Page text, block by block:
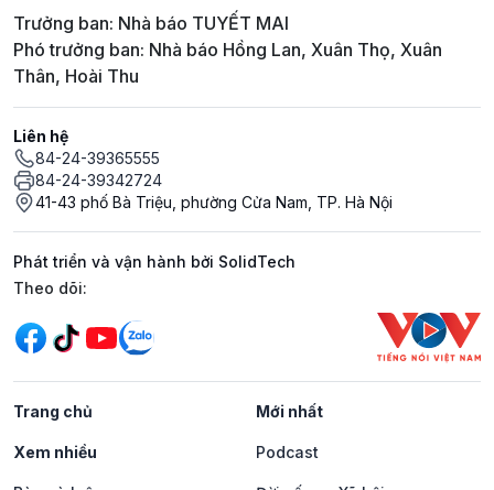
Trưởng ban: Nhà báo TUYẾT MAI
Phó trưởng ban: Nhà báo Hồng Lan, Xuân Thọ, Xuân
Thân, Hoài Thu
Liên hệ
84-24-39365555
84-24-39342724
41-43 phố Bà Triệu, phường Cửa Nam, TP. Hà Nội
Phát triển và vận hành bởi SolidTech
Mạng xã hội
Theo dõi:
Trang chủ Mới nhất
Xem nhiều Podcast